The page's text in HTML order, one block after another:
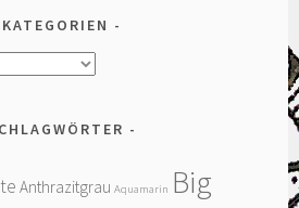
KATEGORIEN
Anthrazitgrau Aquamarin Big